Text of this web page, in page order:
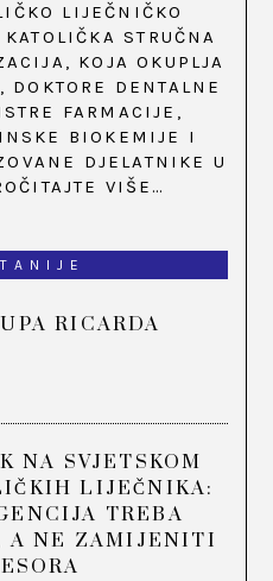
LIJEČNIČKO
STRUČNA
KOJA OKUPLJA
DENTALNE
FARMACIJE,
BIOKEMIJE I
DJELATNIKE U
VIŠE…
RICARDA
NA SVJETSKOM
LIJEČNIKA:
TREBA
A NE ZAMIJENITI